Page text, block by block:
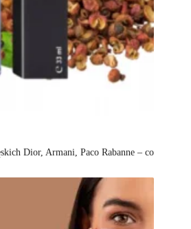
Dior, Armani, Paco Rabanne – co